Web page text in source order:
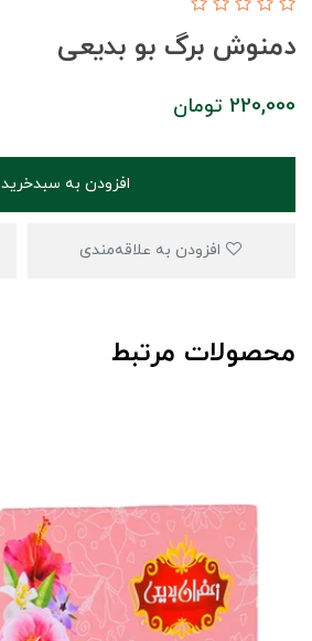
دمنوش برگ بو بدیعی
220,000 تومان
افزودن به سبدخرید
محصولات مرتبط